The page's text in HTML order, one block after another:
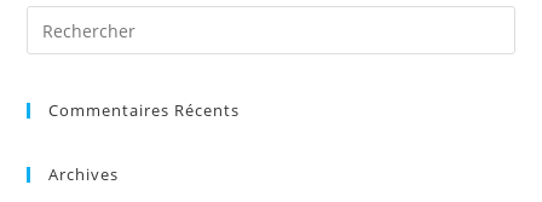
Commentaires Récents
Archives